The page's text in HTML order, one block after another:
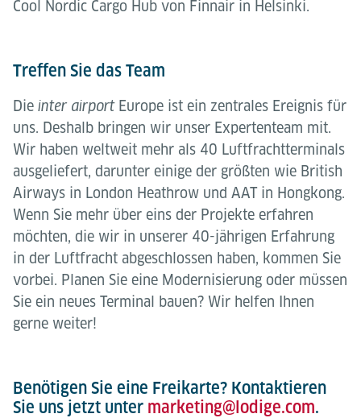
Cool Nordic Cargo Hub von Finnair in Helsinki.
Treffen Sie das Team
Die inter airportEurope ist ein zentrales Ereignis für
uns. Deshalb bringen wir unser Expertenteam mit.
Wir haben weltweit mehr als 40 Luftfrachtterminals
ausgeliefert, darunter einige der größten wie British
Airways in London Heathrow und AAT in Hongkong.
Wenn Sie mehr über eins der Projekte erfahren
möchten, die wir in unserer 40-jährigen Erfahrung
in der Luftfracht abgeschlossen haben, kommen Sie
vorbei. Planen Sie eine Modernisierung oder müssen
Sie ein neues Terminal bauen? Wir helfen Ihnen
gerne weiter!
Benötigen Sie eine Freikarte? Kontaktieren
Sie uns jetzt unter marketing@lodige.com.